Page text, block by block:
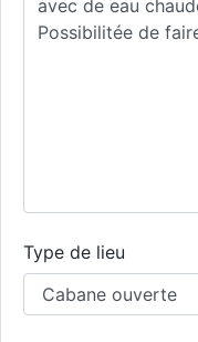
Type de lieu